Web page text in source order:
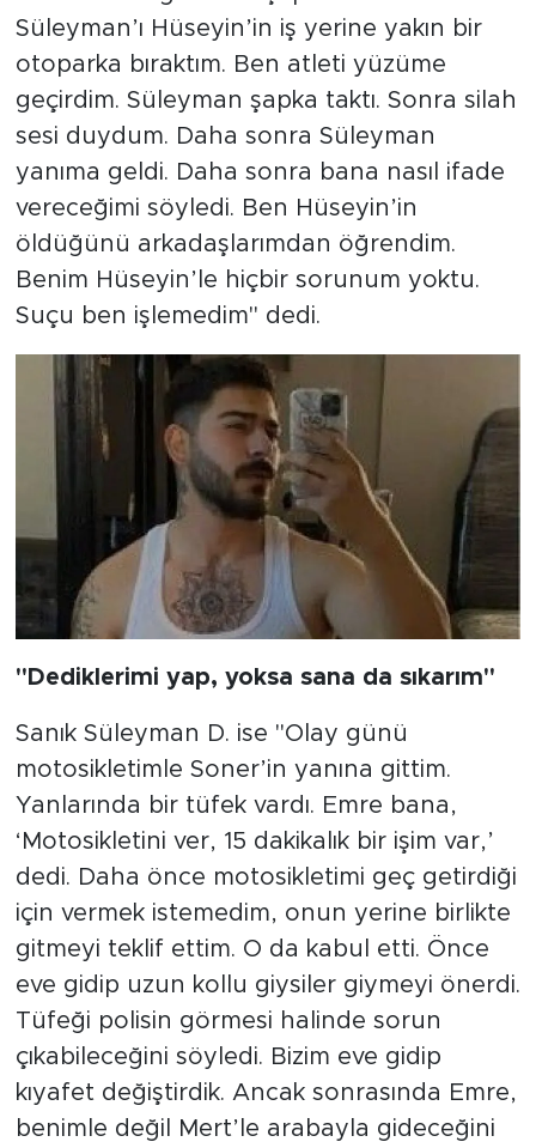
Süleyman’ı Hüseyin’in iş yerine yakın bir
otoparka bıraktım. Ben atleti yüzüme
geçirdim. Süleyman şapka taktı. Sonra silah
sesi duydum. Daha sonra Süleyman
yanıma geldi. Daha sonra bana nasıl ifade
vereceğimi söyledi. Ben Hüseyin’in
öldüğünü arkadaşlarımdan öğrendim.
Benim Hüseyin’le hiçbir sorunum yoktu.
Suçu ben işlemedim" dedi.
"Dediklerimi yap, yoksa sana da sıkarım"
Sanık Süleyman D. ise "Olay günü
motosikletimle Soner’in yanına gittim.
Yanlarında bir tüfek vardı. Emre bana,
‘Motosikletini ver, 15 dakikalık bir işim var,’
dedi. Daha önce motosikletimi geç getirdiği
için vermek istemedim, onun yerine birlikte
gitmeyi teklif ettim. O da kabul etti. Önce
eve gidip uzun kollu giysiler giymeyi önerdi.
Tüfeği polisin görmesi halinde sorun
çıkabileceğini söyledi. Bizim eve gidip
kıyafet değiştirdik. Ancak sonrasında Emre,
benimle değil Mert’le arabayla gideceğini